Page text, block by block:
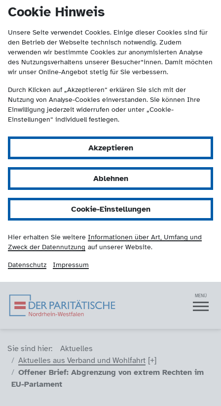
Cookie Hinweis
Unsere Seite verwendet Cookies. Einige dieser Cookies sind für
den Betrieb der Webseite technisch notwendig. Zudem
verwenden wir bestimmte Cookies zur anonymisierten Analyse
des Nutzungsverhaltens unserer Besucher*innen. Damit möchten
wir unser Online-Angebot stetig für Sie verbessern.
Durch Klicken auf „Akzeptieren“ erklären Sie sich mit der
Nutzung von Analyse-Cookies einverstanden. Sie können Ihre
Einwilligung jederzeit widerrufen oder unter „Cookie-
Einstellungen“ individuell festlegen.
Akzeptieren
Ablehnen
Cookie-Einstellungen
Hier erhalten Sie weitere Informationen über Art, Umfang und
Zweck der Datennutzung auf unserer Website.
Datenschutz Impressum
Der Paritätische NRW
springen
(Kontakt und Suche) springen.
Navigation MENÜ
Sie sind hier (Breadcrumb)
Sie sind hier:
Aktuelles
Aktuelles aus Verband und Wohlfahrt
Offener Brief: Abgrenzung von extrem Rechten im
EU-Parlament